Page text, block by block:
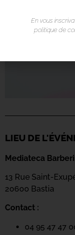
LIEU DE
Mediateca
13 Rue Saint-
20600 Bastia
Contact :
04 95 47 47
En vous
politique de